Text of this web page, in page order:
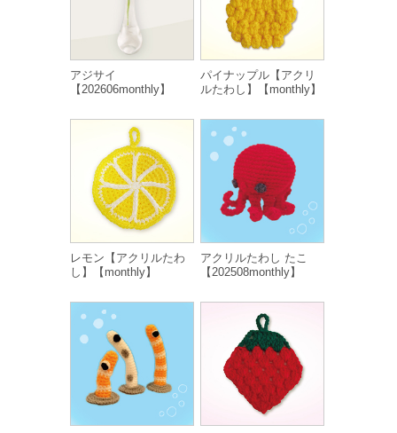
アジサイ
【202606monthly】
パイナップル【アクリ
ルたわし】【monthly】
レモン【アクリルたわ
し】【monthly】
アクリルたわし たこ
【202508monthly】